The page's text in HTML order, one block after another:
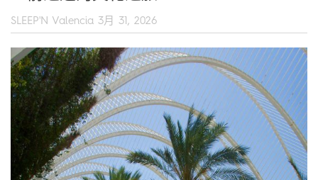
SLEEP'N Valencia 3月 31, 2026